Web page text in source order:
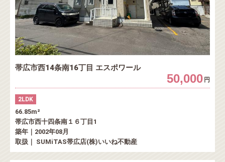
帯広市西14条南16丁目 エスポワール
50,000 円
2LDK
66.85m²
帯広市西十四条南１６丁目1
築年｜2002年08月
取扱｜ SUMiTAS帯広店(株)いいね不動産